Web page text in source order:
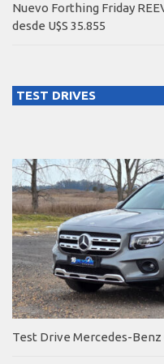
Nuevo Forthing Friday
desde U$S 35.855
TEST DRIVES
Test Drive Mercedes-Benz